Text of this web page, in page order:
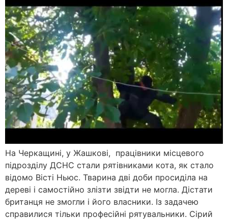
На Черкащині, у Жашкові, працівники місцевого
підрозділу ДСНС стали рятівниками кота, як стало
відомо Вісті Ньюс. Тварина дві доби просиділа на
дереві і самостійно злізти звідти не могла. Дістати
британця не змогли і його власники. Із задачею
справилися тільки професійні рятувальники. Сірий